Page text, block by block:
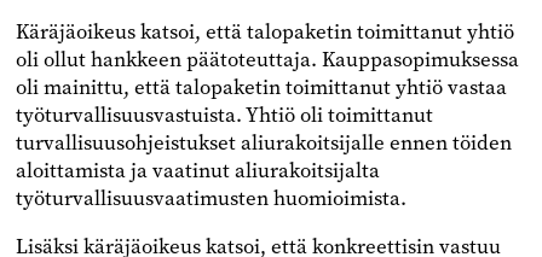
Käräjäoikeus katsoi, että talopaketin toimittanut yhtiö
oli ollut hankkeen päätoteuttaja. Kauppasopimuksessa
oli mainittu, että talopaketin toimittanut yhtiö vastaa
työturvallisuusvastuista. Yhtiö oli toimittanut
turvallisuusohjeistukset aliurakoitsijalle ennen töiden
aloittamista ja vaatinut aliurakoitsijalta
työturvallisuusvaatimusten huomioimista.
Lisäksi käräjäoikeus katsoi, että konkreettisin vastuu